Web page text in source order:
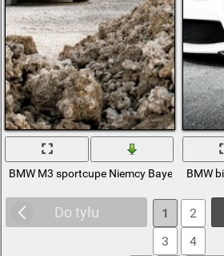
BMW M3 sportcupe Niemcy Bayern BMW
Do tyłu 1
2
3
4